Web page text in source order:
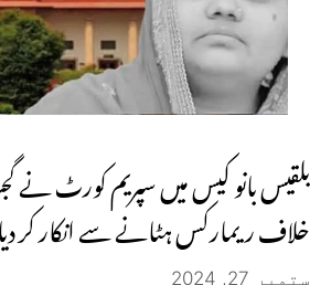
بلقیس بانو کیس میں سپریم کورٹ
خلاف ریمارکس ہٹانے سے انکار کر
ستمبر 27, 2024